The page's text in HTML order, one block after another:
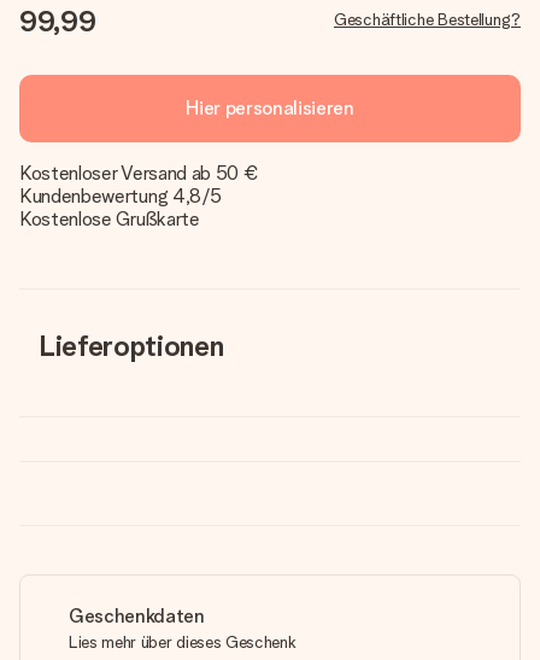
99,99 Geschäftliche Bestellung?
Hier personalisieren
Kostenloser Versand ab 50 €
Kundenbewertung 4,8/5
Kostenlose Grußkarte
Lieferoptionen
Geschenkdaten
Lies mehr über dieses Geschenk